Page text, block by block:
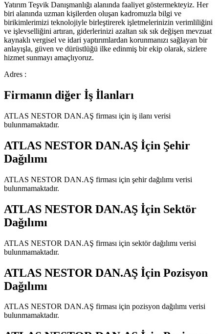
Yatırım Teşvik Danışmanlığı alanında faaliyet göstermekteyiz. Her
biri alanında uzman kişilerden oluşan kadromuzla bilgi ve
birikimlerimizi teknolojiyle birleştirerek işletmelerinizin verimliliğini
ve işlevselliğini artıran, giderlerinizi azaltan sık sık değişen mevzuat
kaynaklı vergisel ve idari yaptırımlardan korunmanızı sağlayan bir
anlayışla, güven ve dürüstlüğü ilke edinmiş bir ekip olarak, sizlere
hizmet sunmayı amaçlıyoruz.
Adres :
Firmanın diğer İş İlanları
ATLAS NESTOR DAN.AŞ firması için iş ilanı verisi
bulunmamaktadır.
ATLAS NESTOR DAN.AŞ İçin Şehir
Dağılımı
ATLAS NESTOR DAN.AŞ firması için şehir dağılımı verisi
bulunmamaktadır.
ATLAS NESTOR DAN.AŞ İçin Sektör
Dağılımı
ATLAS NESTOR DAN.AŞ firması için sektör dağılımı verisi
bulunmamaktadır.
ATLAS NESTOR DAN.AŞ İçin Pozisyon
Dağılımı
ATLAS NESTOR DAN.AŞ firması için pozisyon dağılımı verisi
bulunmamaktadır.